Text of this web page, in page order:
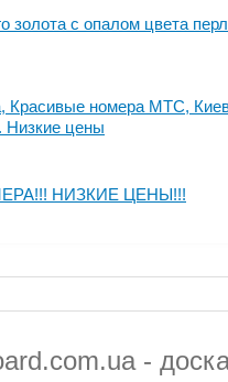
золота с опалом цвета
Красивые номера МТС,
цены
НИЗКИЕ ЦЕНЫ!!!
-